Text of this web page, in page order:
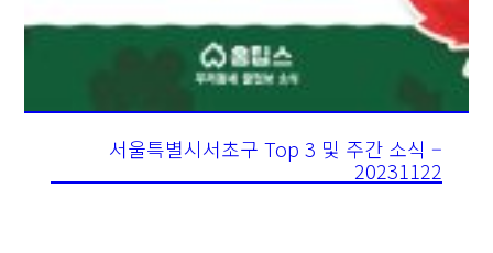
서울특별시서초구 Top 3 및 주간 소식 –
20231122